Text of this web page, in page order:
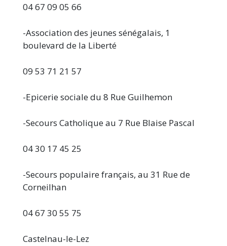
04 67 09 05 66
-Association des jeunes sénégalais, 1
boulevard de la Liberté
09 53 71 21 57
-Epicerie sociale du 8 Rue Guilhemon
-Secours Catholique au 7 Rue Blaise Pascal
04 30 17 45 25
-Secours populaire français, au 31 Rue de
Corneilhan
04 67 30 55 75
Castelnau-le-Lez